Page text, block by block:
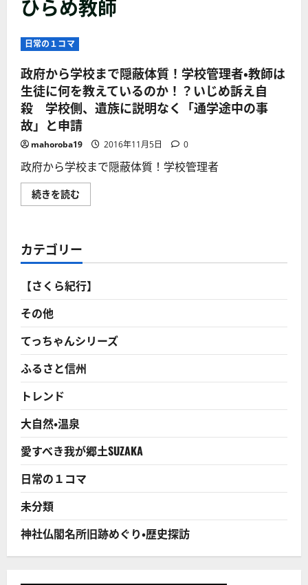
ー
ひらめ教師
日常の１コマ
政府から学校まで隠蔽体質！学校管理者・教師は
生徒に何を教えているのか！？いじめ訴え自
殺 学校側、遺族に説明なく「通学途中の事
故」と申請
mahoroba19 2016年11月5日 0
政府から学校まで隠蔽体質！学校管理者
続きを読む
府
ま
で
蔽
体
質！
管
理
者・
教
師
は
生
を
教
え
て
い
る
の
か！？
め
訴
え
殺
カテゴリー
【さくら紀行】
その他
てっちゃんシリーズ
ふるさと信州
トレンド
大自然・温泉
愛すべき我が郷土SUZAKA
日常の１コマ
未分類
神社仏閣名所旧跡めぐり・歴史探訪